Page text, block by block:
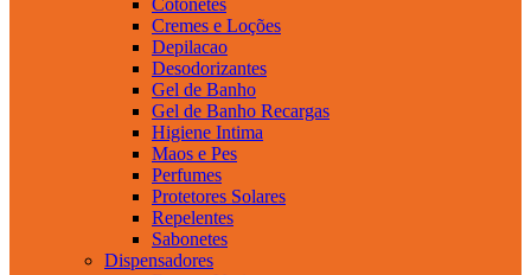
Cremes e Loções
Depilacao
Desodorizantes
Gel de Banho
Gel de Banho Recargas
Higiene Intima
Maos e Pes
Perfumes
Protetores Solares
Repelentes
Sabonetes
Dispensadores